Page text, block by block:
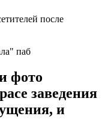
паб
фото
заведения
и